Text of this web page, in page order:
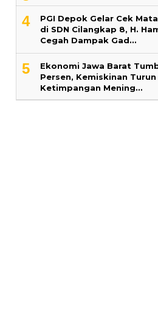
4
PGI Depok Gelar Cek
di SDN Cilangkap 8, H.
Cegah Dampak Gad…
5
Ekonomi Jawa Barat
Persen, Kemiskinan Turun
Ketimpangan Mening…